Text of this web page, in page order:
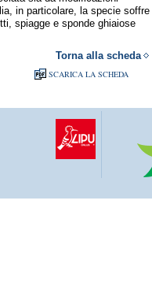
in particolare, la specie soffre
spiagge e sponde ghiaiose
Torna alla scheda
SCARICA LA SCHEDA